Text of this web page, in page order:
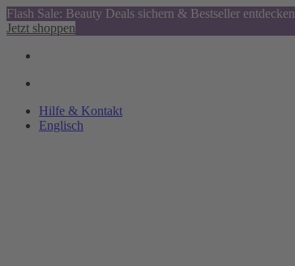
Flash Sale: Beauty Deals sichern & Bestseller entdecken
Jetzt shoppen
Hilfe & Kontakt
Englisch